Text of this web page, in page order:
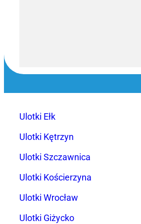
Ulotki Ełk
Ulotki Kętrzyn
Ulotki Szczawnica
Ulotki Kościerzyna
Ulotki Wrocław
Ulotki Giżycko